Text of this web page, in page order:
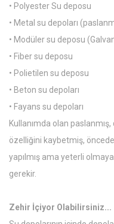
• Polyester Su deposu
• Metal su depoları
• Modüler su deposu
• Fiber su deposu
• Polietilen su deposu
• Beton su depoları
• Fayans su depoları
Kullanımda olan
özelliğini kaybetmiş,
yapılmış ama yeterli
gerekir.
Zehir İçiyor Olabilirsiniz...